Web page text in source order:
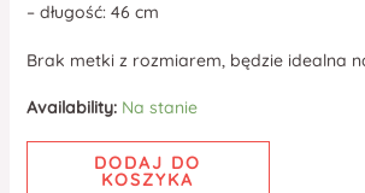
– długość: 46 cm
Brak metki z rozmiarem, będzie idealna
Availability: Na stanie
DODAJ DO
KOSZYKA